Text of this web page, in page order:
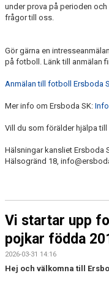
under prova på perioden
frågor till oss.
Gör gärna en
på fotboll. Länk till anmälan
Anmälan till fotboll Ersboda
Mer info om Ersboda SK:
Vill du som förälder hjälpa
Hälsningar kansliet Ersboda
Hälsogränd 18,
Vi startar upp
pojkar födda
2026-03-31 14:16
Hej och välkomna till